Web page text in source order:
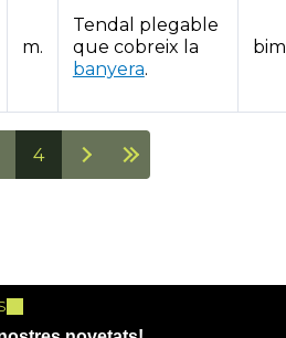
m.
Tendal plegable
que cobreix la
banyera.
4